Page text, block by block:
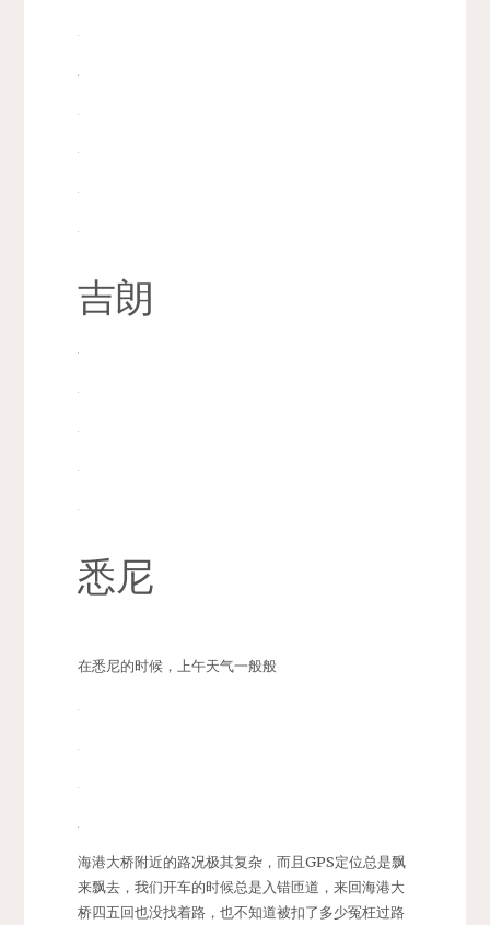
吉朗
悉尼
在悉尼的时候，上午天气一般般
海港大桥附近的路况极其复杂，而且GPS定位总是飘
来飘去，我们开车的时候总是入错匝道，来回海港大
桥四五回也没找着路，也不知道被扣了多少冤枉过路